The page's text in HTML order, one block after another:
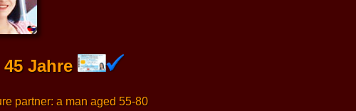
45 Jahre
partner: a man aged 55-80